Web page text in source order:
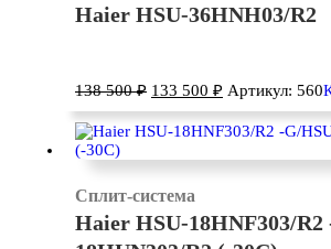
Haier HSU-36HNH03/R2
138 500₽ 133 500 ₽ Артикул: 560
Сплит-система
Haier HSU-18HNF303/R2